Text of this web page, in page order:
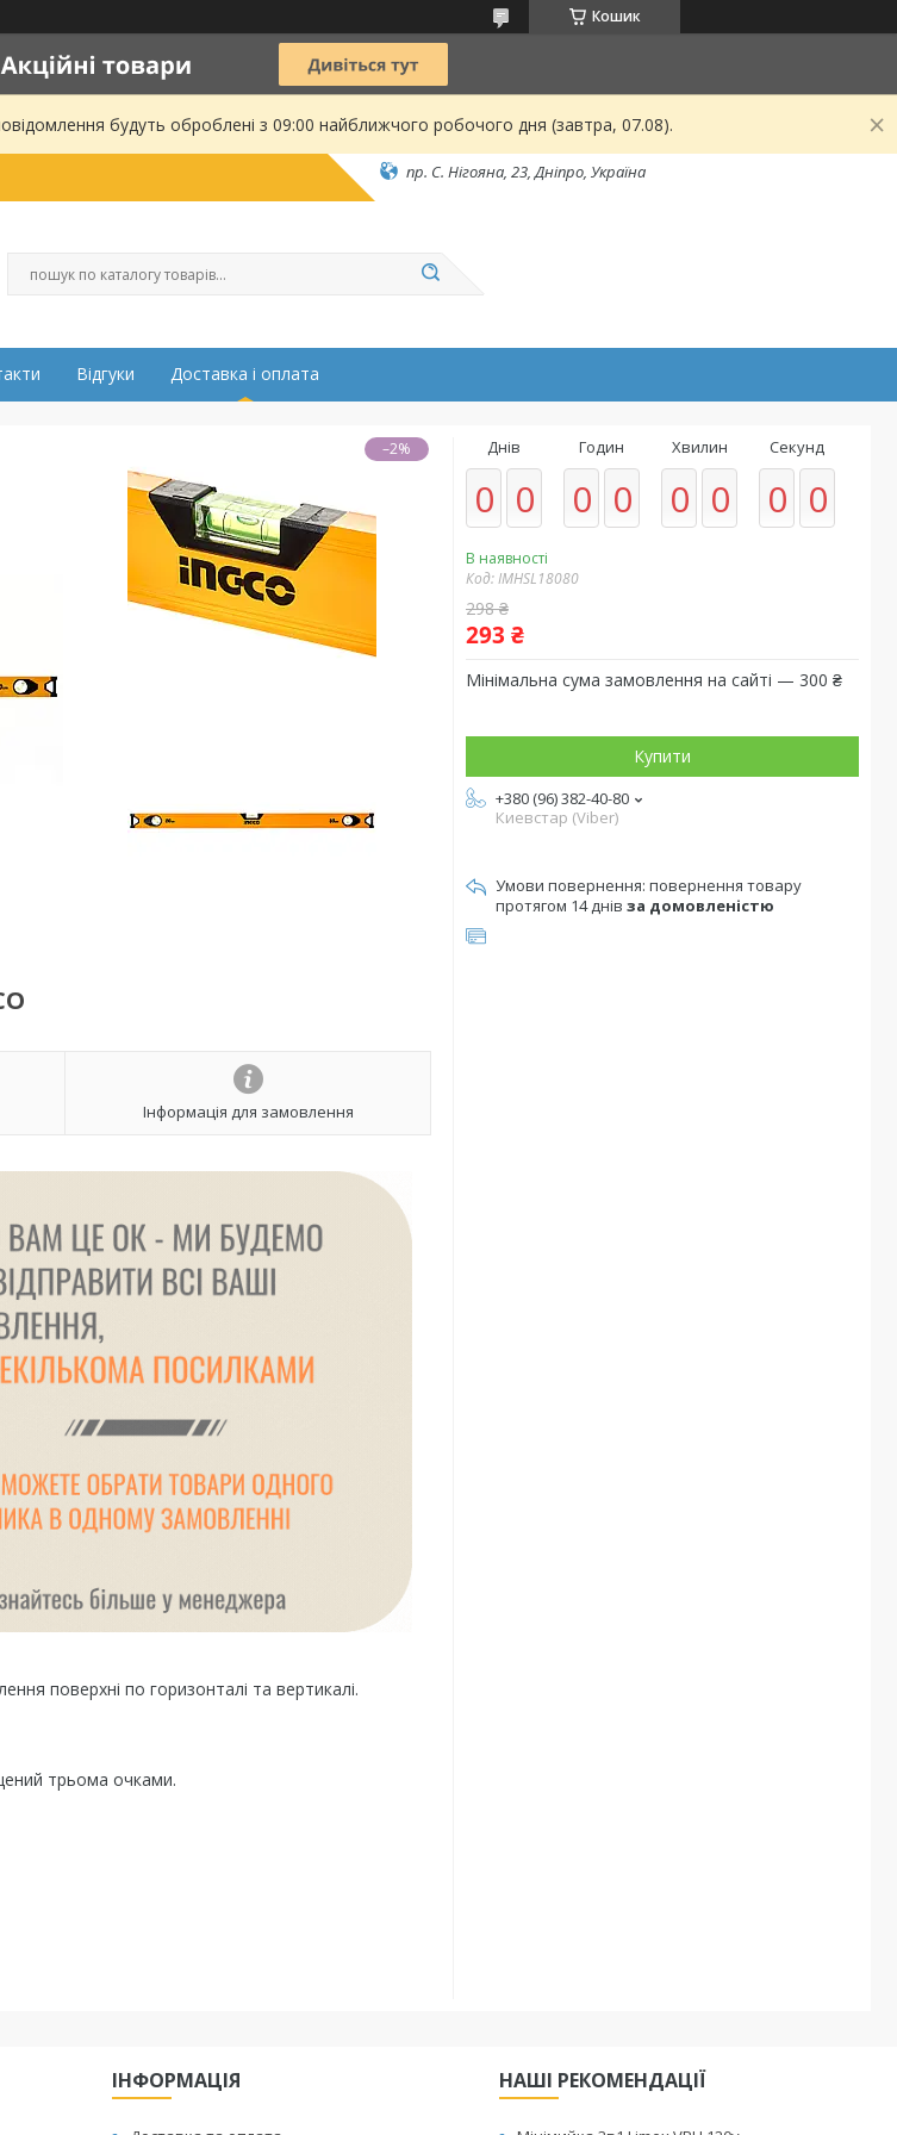
Кошик
будуть оброблені з 09:00 найближчого робочого дня (завтра, 07.08).
пр. С. Нігояна, 23, Дніпро, Україна
Відгуки Доставка і оплата
–2%
Інформація для замовлення
поверхні по горизонталі та вертикалі.
трьома очками.
Днів
0 0
Годин
0 0
Хвилин
0 0
Секунд
0 0
В наявності
Код:IMHSL18080
298 ₴
293 ₴
Мінімальна сума замовлення на сайті — 300 ₴
Купити
+380 (96) 382-40-80
Киевстар (Viber)
повернення товару
протягом 14 днів за домовленістю
ІНФОРМАЦІЯ НАШІ РЕКОМЕНДАЦІЇ